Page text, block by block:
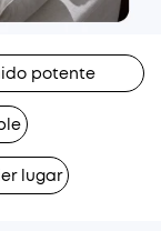
potente
lugar